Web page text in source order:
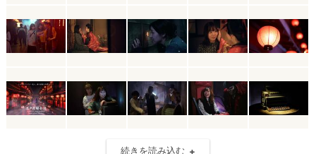
続きを読み込む